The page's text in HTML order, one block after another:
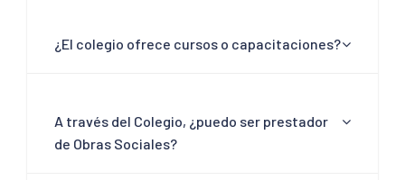
¿El colegio ofrece cursos o capacitaciones?
A través del Colegio, ¿puedo ser prestador
de Obras Sociales?